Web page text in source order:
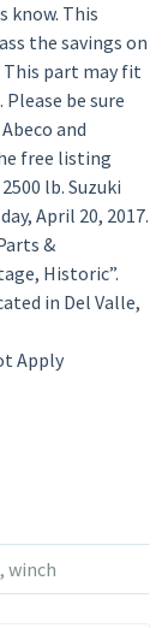
know. This
the savings on
This part may fit
be sure
and
free listing
lb. Suzuki
April 20, 2017.
&
Historic”.
in Del Valle,
Apply
, winch